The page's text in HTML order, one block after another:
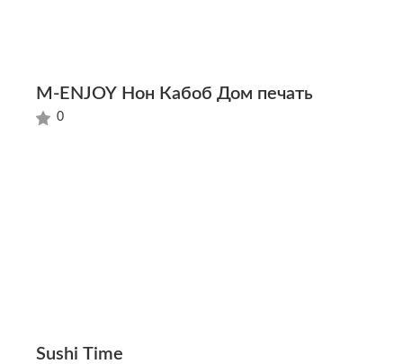
M-ENJOY Нон Кабоб Дом печать
0
Sushi Time